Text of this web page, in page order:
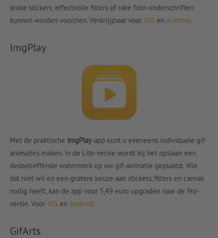
leuke stickers, effectvolle filters of rake foto-onderschriften
kunnen worden voorzien. Verkrijgbaar voor IOS en Android.
ImgPlay
Met de praktische ImgPlay-app kunt u eveneens individuele gif-
animaties maken. In de Lite-versie wordt bij het opslaan een
desbetreffende watermerk op uw gif-animatie geplaatst. Wie
dat niet wil en een grotere keuze aan stickers, filters en canvas
nodig heeft, kan de app voor 5,49 euro upgraden naar de Pro-
versie. Voor IOS en Android.
GifArts